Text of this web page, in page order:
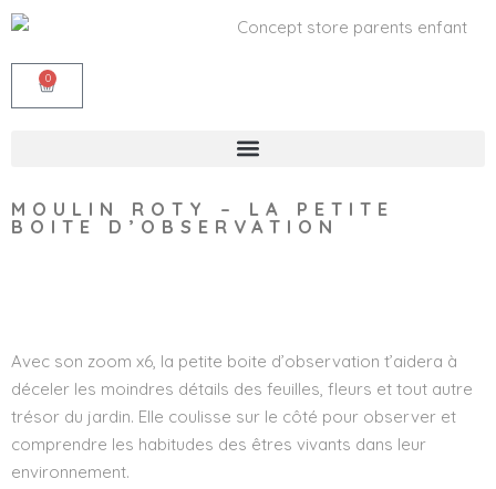
0
MOULIN ROTY – LA PETITE
BOITE D’OBSERVATION
Avec son zoom x6, la petite boite d’observation t’aidera à
déceler les moindres détails des feuilles, fleurs et tout autre
trésor du jardin. Elle coulisse sur le côté pour observer et
comprendre les habitudes des êtres vivants dans leur
environnement.